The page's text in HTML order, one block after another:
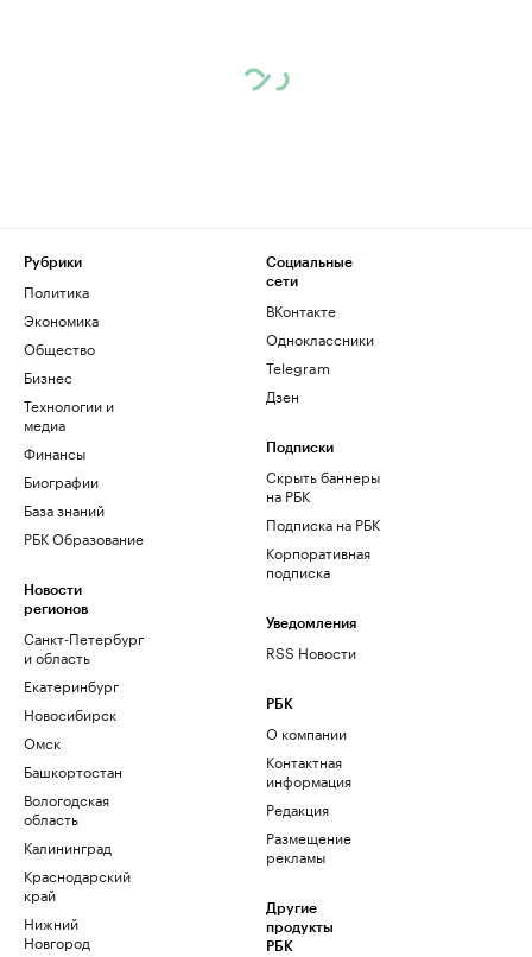
Рубрики
Политика
Экономика
Общество
Бизнес
Технологии и
медиа
Финансы
Биографии
База знаний
РБК Образование
Новости
регионов
Санкт-Петербург
и область
Екатеринбург
Новосибирск
Омск
Башкортостан
Вологодская
область
Калининград
Краснодарский
край
Нижний
Новгород
Социальные
сети
ВКонтакте
Одноклассники
Telegram
Дзен
Подписки
Скрыть баннеры
на РБК
Подписка на РБК
Корпоративная
подписка
Уведомления
RSS Новости
РБК
О компании
Контактная
информация
Редакция
Размещение
рекламы
Другие
продукты
РБК